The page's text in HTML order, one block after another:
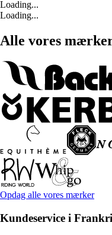
Loading...
Loading...
Alle vores
Opdag alle vores mærker
Kundeservice i